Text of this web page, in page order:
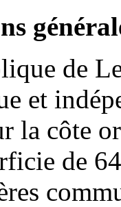
de
et
la côte
de